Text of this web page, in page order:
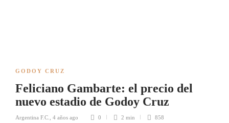
GODOY CRUZ
Feliciano Gambarte: el precio del
nuevo estadio de Godoy Cruz
Argentina F.C. 4 años ago 0 2 min 858